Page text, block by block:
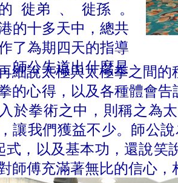
徙弟 、 徙孫 。
的十多天中，總共
了為期四天的指導
師公先道出什麼是
細說太極與太極拳之間
的心得，以及各種體會告
於拳術之中，則稱之為
讓我們獲益不少。師公
，以及基本功，還說笑
師傅充滿著無比的信心